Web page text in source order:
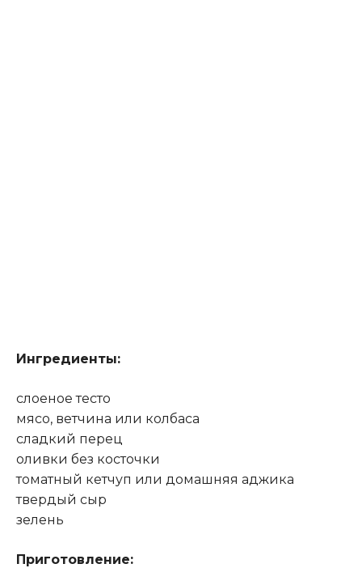
Ингредиенты:
слоеное тесто
мясо, ветчина или колбаса
сладкий перец
оливки без косточки
томатный кетчуп или домашняя аджика
твердый сыр
зелень
Приготовление: